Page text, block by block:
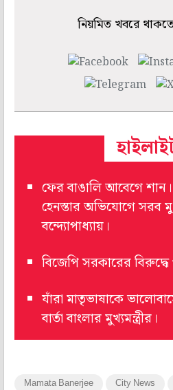
নিয়মিত খবরে
ফের বাঙালি আবেগে
হেনস্তার অভিযোগে সরব
বন্দ্যোপাধ্যায়।
বিজেপি সরকারের
যাঁরা মাতৃভাষাকে
বার্তা বাংলার মুখ্যমন্ত্রীর।
Mamata Banerjee City News